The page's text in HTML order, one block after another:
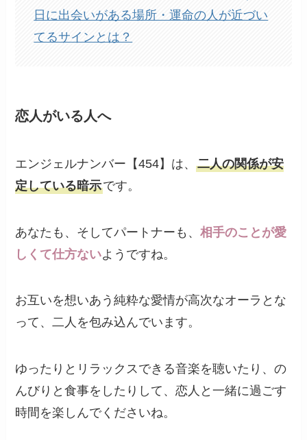
日に出会いがある場所・運命の人が近づい
てるサインとは？
恋人がいる人へ
エンジェルナンバー【454】は、二人の関係が安
定している暗示です。
あなたも、そしてパートナーも、相手のことが愛
しくて仕方ないようですね。
お互いを想いあう純粋な愛情が高次なオーラとな
って、二人を包み込んでいます。
ゆったりとリラックスできる音楽を聴いたり、の
んびりと食事をしたりして、恋人と一緒に過ごす
時間を楽しんでくださいね。